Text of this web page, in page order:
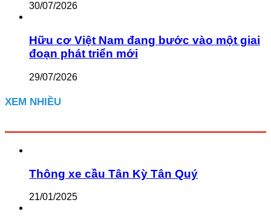
30/07/2026
Hữu cơ Việt Nam đang bước vào một giai
đoạn phát triển mới
29/07/2026
XEM NHIỀU
Thông xe cầu Tân Kỳ Tân Quý
21/01/2025